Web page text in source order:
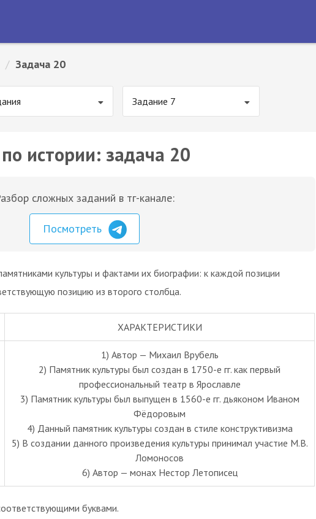
/ Задача 20
Задание 7
истории: задача 20
сложных заданий в тг-канале:
Посмотреть
культуры и фактами их биографии: к каждой позиции
позицию из второго столбца.
ХАРАКТЕРИСТИКИ
1) Автор — Михаил Врубель
2) Памятник культуры был создан в 1750-е гг. как первый
профессиональный театр в Ярославле
3) Памятник культуры был выпущен в 1560-е гг. дьяконом Иваном
Фёдоровым
4) Данный памятник культуры создан в стиле конструктивизма
5) В создании данного произведения культуры принимал участие М.В.
Ломоносов
6) Автор — монах Нестор Летописец
буквами.